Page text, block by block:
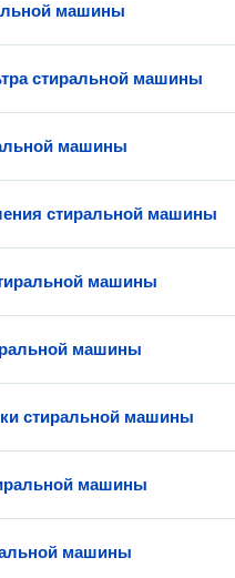
машины
стиральной машины
машины
стиральной машины
машины
машины
стиральной машины
машины
машины